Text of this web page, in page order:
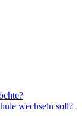
wechseln soll?